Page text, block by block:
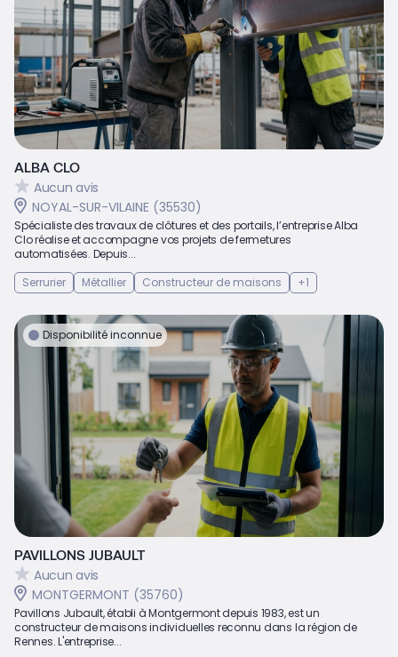
ALBA CLO
Aucun avis
NOYAL-SUR-VILAINE (35530)
Spécialiste des travaux de clôtures et des portails, l’entreprise Alba
Clo réalise et accompagne vos projets de fermetures
automatisées. Depuis...
Serrurier
Métallier Constructeur de maisons +1
Disponibilité inconnue
PAVILLONS JUBAULT
Aucun avis
MONTGERMONT (35760)
Pavillons Jubault, établi à Montgermont depuis 1983, est un
constructeur de maisons individuelles reconnu dans la région de
Rennes. L'entreprise...